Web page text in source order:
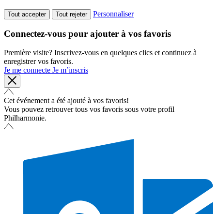
Tout accepter Tout rejeter Personnaliser
Connectez-vous pour ajouter à vos favoris
Première visite? Inscrivez-vous en quelques clics et continuez à
enregistrer vos favoris.
Je me connecte Je m’inscris
Cet événement a été ajouté à vos favoris!
Vous pouvez retrouver tous vos favoris sous votre profil
Philharmonie.